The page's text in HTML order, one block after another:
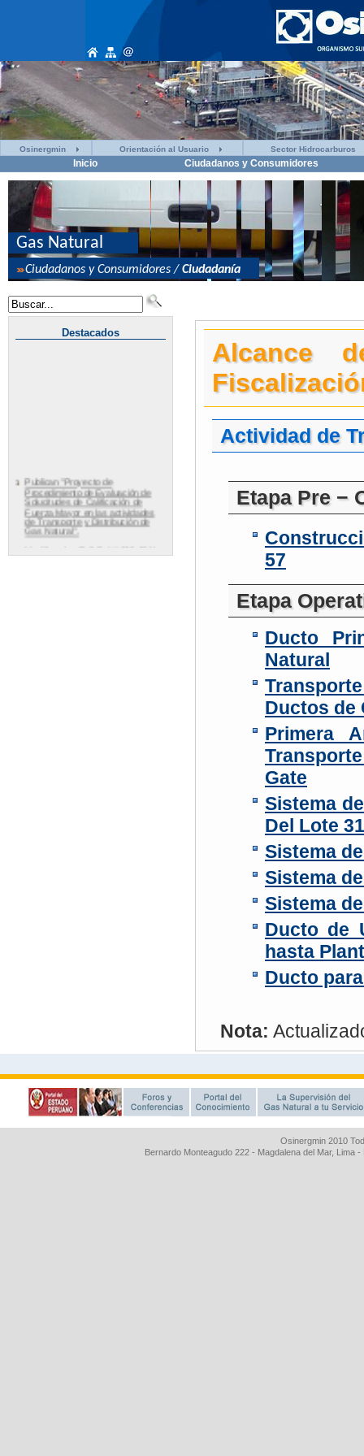
Osinergmin Orientación al Usuario Sector Hidrocarburos
Inicio Ciudadanos y Consumidores
Osinergmin 2010
Bernardo Monteagudo 222 - Magdalena del Mar, Lima